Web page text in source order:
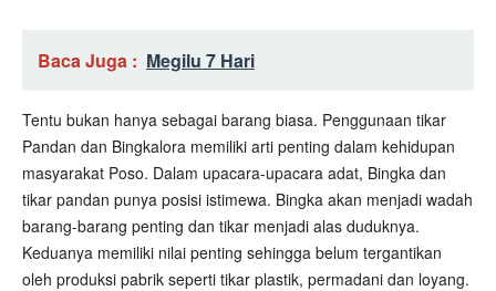
Baca Juga : Megilu 7 Hari
Tentu bukan hanya sebagai barang biasa. Penggunaan tikar
Pandan dan Bingkalora memiliki arti penting dalam kehidupan
masyarakat Poso. Dalam upacara-upacara adat, Bingka dan
tikar pandan punya posisi istimewa. Bingka akan menjadi wadah
barang-barang penting dan tikar menjadi alas duduknya.
Keduanya memiliki nilai penting sehingga belum tergantikan
oleh produksi pabrik seperti tikar plastik, permadani dan loyang.